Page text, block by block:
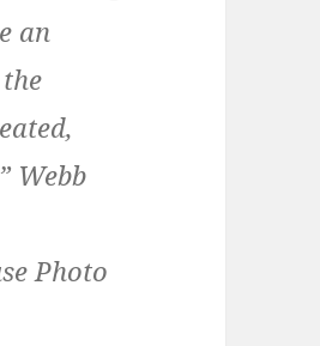
an
Webb
Photo